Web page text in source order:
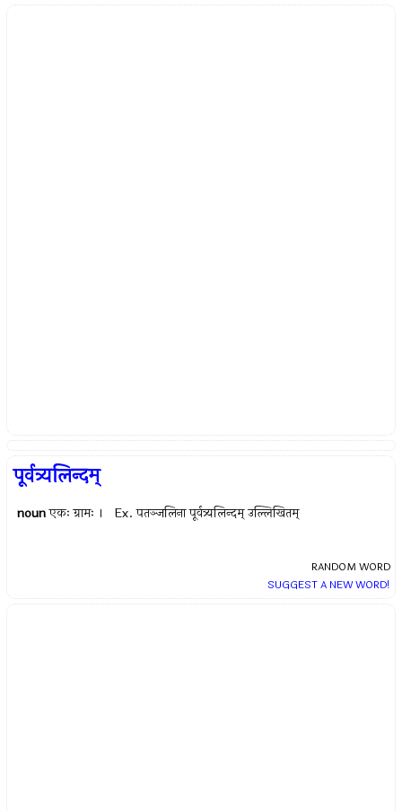
पूर्वत्र्यलिन्दम्
noun एकः ग्रामः । Ex.पतञ्जलिना पूर्वत्र्यलिन्दम् उल्लिखितम्
RANDOM WORD
SUGGEST A NEW WORD!